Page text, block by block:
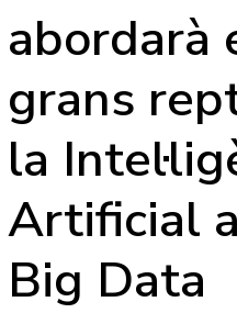
abordarà
grans
la
Artificial
Big Data